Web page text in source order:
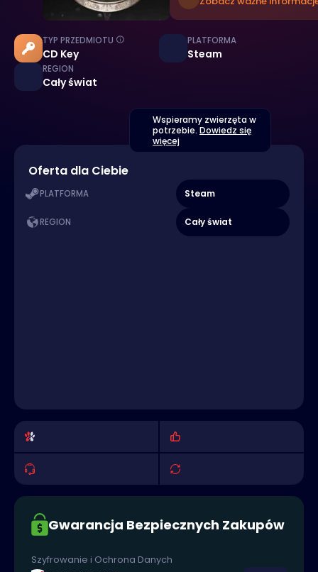
TYP PRZEDMIOTU
CD Key
PLATFORMA
Steam
REGION
Cały świat
Wspieramy zwierzęta w
potrzebie. Dowiedz się
więcej
Oferta dla Ciebie
PLATFORMA Steam
REGION Cały świat
Gwarancja Bezpiecznych Zakupów
Szyfrowanie i Ochrona Danych